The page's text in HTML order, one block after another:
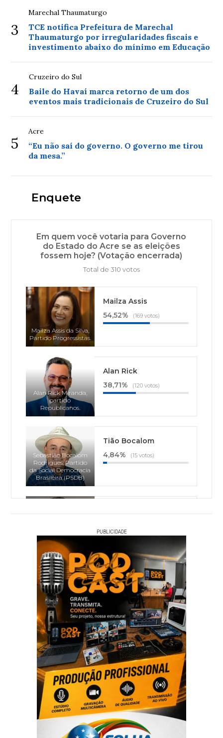
3
Marechal Thaumaturgo
TCE notifica Prefeitura de Marechal
Thaumaturgo por irregularidades fiscais e
investimento abaixo do mínimo em Educação
4
Cruzeiro do Sul
Baile do Havaí marca retorno de um dos
eventos mais tradicionais de Cruzeiro do Sul
5
Acre
“Eu não saí do governo. O governo me tirou
da mesa.”
Enquete
Em quem você votaria para Governo
do Estado do Acre se as eleições
fossem hoje? (Votação encerrada)
Total de 310 votos
Mailza Assis da Silva,
Partido Progressistas.
Mailza Assis
54,52%
(169 votos)
Alan Rick Miranda,
partido
Republicanos.
Alan Rick
38,71%
(120 votos)
Sebastião Bocalom
Rodrigues, Partido
da Social Democracia
Brasileira (PSDB)
Tião Bocalom
4,84%
(15 votos)
Partido Socialista
Brasileiro (PSB)
PUBLICIDADE